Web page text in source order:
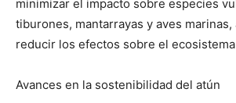
minimizar el impacto sobre especies
tiburones, mantarrayas y aves marinas,
reducir los efectos sobre el
Avances en la sostenibilidad del atún